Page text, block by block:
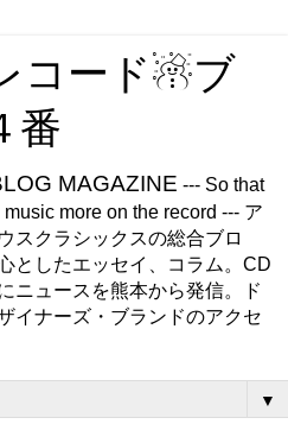
コード☃ブ
番
MAGAZINE --- So that
more on the record --- ア
スクラシックスの総合ブロ
としたエッセイ、コラム。CD
ニュースを熊本から発信。ド
イナーズ・ブランドのアクセ
▼